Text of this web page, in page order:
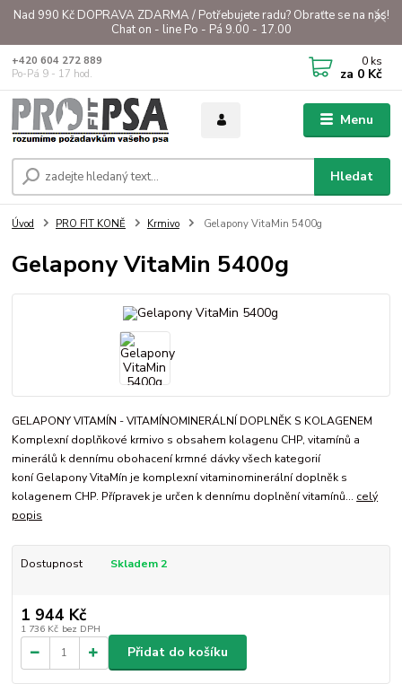
Nad 990 Kč DOPRAVA ZDARMA / Potřebujete radu? Obraťte se na nás!
Chat on - line Po - Pá 9.00 - 17.00
Menu
Hledat
+420 604 272 889
Po-Pá 9 - 17 hod.
0 ks
za 0 Kč
Úvod PRO FIT KONĚ Krmivo Gelapony VitaMin 5400g
Gelapony VitaMin 5400g
GELAPONY VITAMÍN - VITAMÍNOMINERÁLNÍ DOPLNĚK S KOLAGENEM
Komplexní doplňkové krmivo s obsahem kolagenu CHP, vitamínů a
minerálů k dennímu obohacení krmné dávky všech kategorií
koní Gelapony VitaMín je komplexní vitaminominerální doplněk s
kolagenem CHP. Přípravek je určen k dennímu doplnění vitamínů... celý
popis
Dostupnost Skladem 2
1 944 Kč
1 736 Kč bez DPH
Přidat do košíku